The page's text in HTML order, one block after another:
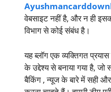
वेबसाइट नहीं है, और न ही
विभाग से कोई संबंध है।
यह ब्लॉग एक व्यक्तिगत
के उद्देश्य से बनाया गया है, जो
बैकिंग , न्यूज के बारे में सही